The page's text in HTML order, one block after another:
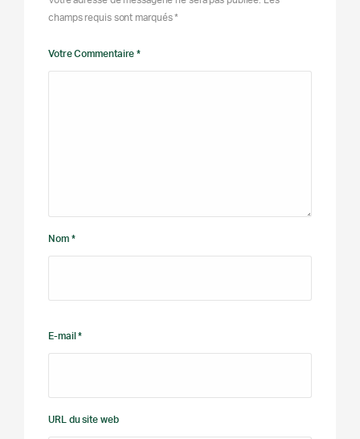
champs requis sont marqués *
Votre Commentaire *
Nom *
E-mail *
URL du site web